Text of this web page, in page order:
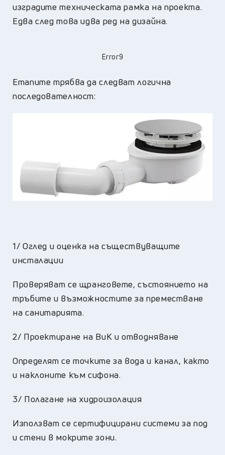
изградите техническата рамка на проекта.
Едва след това идва ред на дизайна.
Error9
Етапите трябва да следват логична
последователност:
1/ Оглед и оценка на съществуващите
инсталации
Проверяват се щранговете, състоянието на
тръбите и възможностите за преместване
на санитарията.
2/ Проектиране на ВиК и отводняване
Определят се точките за вода и канал, както
и наклоните към сифона.
3/ Полагане на хидроизолация
Използват се сертифицирани системи за под
и стени в мокрите зони.